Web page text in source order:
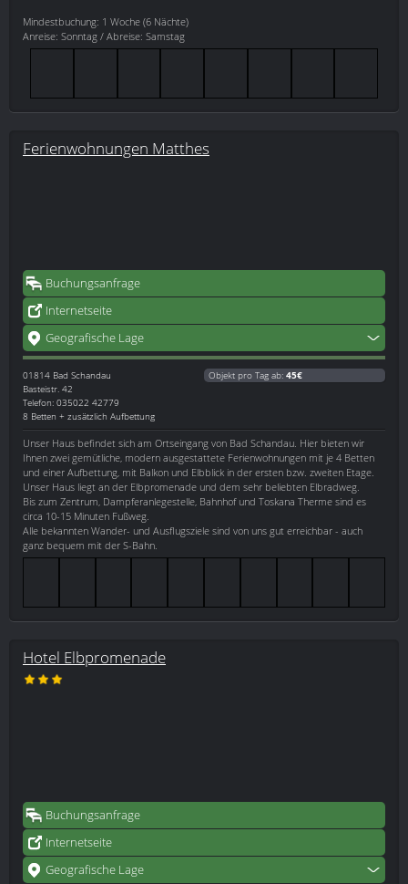
Mindestbuchung: 1 Woche (6 Nächte)
Anreise: Sonntag / Abreise: Samstag
Ferienwohnungen Matthes
Buchungsanfrage
Internetseite
Geografische Lage
01814 Bad Schandau
Basteistr. 42
Telefon: 035022 42779
8 Betten + zusätzlich Aufbettung
Objekt pro Tag ab: 45€
Unser Haus befindet sich am Ortseingang von Bad Schandau. Hier bieten wir
Ihnen zwei gemütliche, modern ausgestattete Ferienwohnungen mit je 4 Betten
und einer Aufbettung, mit Balkon und Elbblick in der ersten bzw. zweiten Etage.
Unser Haus liegt an der Elbpromenade und dem sehr beliebten Elbradweg.
Bis zum Zentrum, Dampferanlegestelle, Bahnhof und Toskana Therme sind es
circa 10-15 Minuten Fußweg.
Alle bekannten Wander- und Ausflugsziele sind von uns gut erreichbar - auch
ganz bequem mit der S-Bahn.
Hotel Elbpromenade
Buchungsanfrage
Internetseite
Geografische Lage